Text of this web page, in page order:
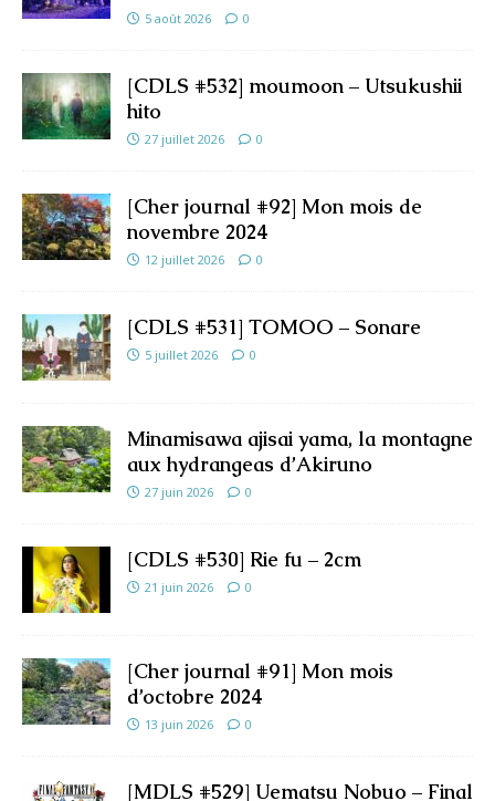
5 août 2026 0
[CDLS #532] moumoon – Utsukushii
hito
27 juillet 2026 0
[Cher journal #92] Mon mois de
novembre 2024
12 juillet 2026 0
[CDLS #531] TOMOO – Sonare
5 juillet 2026 0
Minamisawa ajisai yama, la montagne
aux hydrangeas d’Akiruno
27 juin 2026 0
[CDLS #530] Rie fu – 2cm
21 juin 2026 0
[Cher journal #91] Mon mois
d’octobre 2024
13 juin 2026 0
[MDLS #529] Uematsu Nobuo – Final